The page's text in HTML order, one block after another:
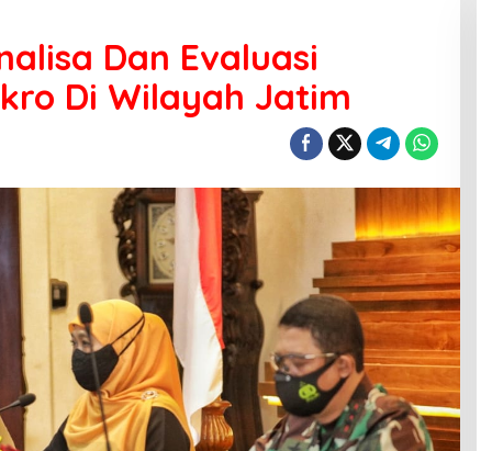
Dan Evaluasi
Di Wilayah Jatim